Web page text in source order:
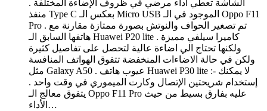
الشاشة تعطي أداء مرضي في ظروف الإضاءة المختلفة .
منفذ Type C بعكس الـ Micro USB الموجود في الـ Oppo F11
Pro . تم تصغير الحواف والنوتش بصورة ممتازة مقارنة مع
هاتفها السابق الـ Huawei P20 lite . كاميرا سيلفي مميزة
ولكنها تحتاج الي اضاءة عالية لتحصل على تفاصيل كثيرة
ولكن في حالة الاضاءات المنخفضة تتفوق الهواتف المنافسة
مثل Galaxy A50 . عيوب هاتف Huawei P30 lite :- لا يمكنك
إستخدام شريحتين الإتصال وكارت الميموري في وقت واحد .
يتفوق معالج الـ Oppo F11 Pro عليه بفارق بسيط من حيث
الأداء…